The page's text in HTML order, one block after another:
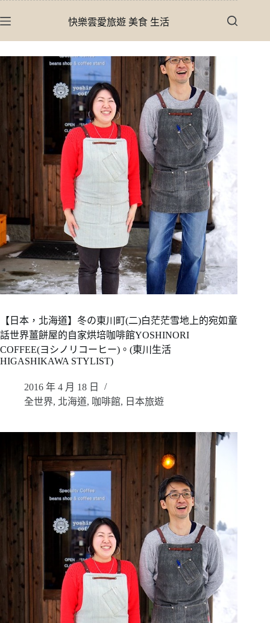
至
快樂雲愛旅遊 美食 生活
【日本，北海道】冬の東川町(二)白茫茫雪地上的宛如童
話世界薑餅屋的自家烘培咖啡館YOSHINORI
COFFEE(ヨシノリコーヒー)。(東川生活
HIGASHIKAWA STYLIST)
2016 年 4 月 18 日
全世界, 北海道, 咖啡館, 日本旅遊